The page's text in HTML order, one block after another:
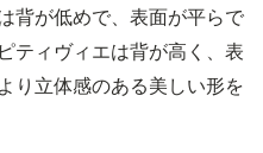
背が低めで、表面が平らで
ティヴィエは背が高く、表
り立体感のある美しい形を